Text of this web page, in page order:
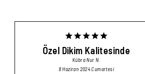
Özel Dikim Kalitesinde
Kübra Nur N.
8 Haziran 2024 Cumartesi